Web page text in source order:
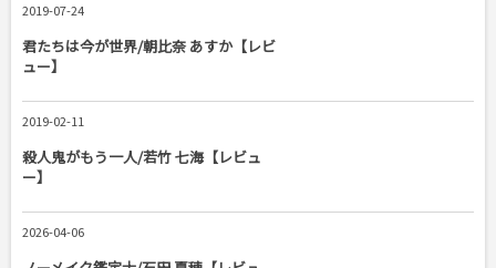
2019-07-24
君たちは今が世界/朝比奈 あすか【レビ
ュー】
2019-02-11
殺人鬼がもう一人/若竹 七海【レビュ
ー】
2026-04-06